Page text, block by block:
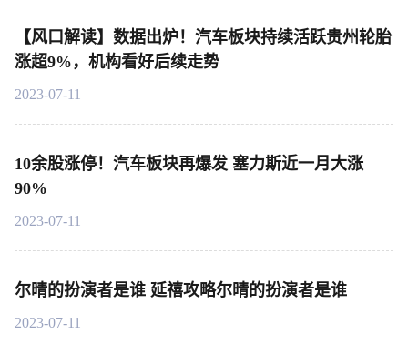
【风口解读】数据出炉！汽车板块持续活跃贵州轮胎
涨超9%，机构看好后续走势
2023-07-11
10余股涨停！汽车板块再爆发 塞力斯近一月大涨
90%
2023-07-11
尔晴的扮演者是谁 延禧攻略尔晴的扮演者是谁
2023-07-11